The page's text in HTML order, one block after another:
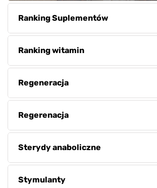
Ranking Suplementów
Ranking witamin
Regeneracja
Regerenacja
Sterydy anaboliczne
Stymulanty